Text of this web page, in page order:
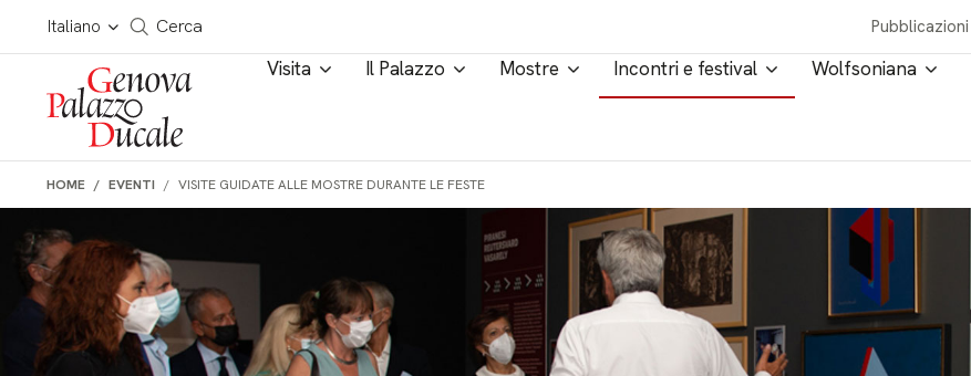
Salta al contenuto
Italiano
Cerca in tutto il sito
Cerca Pubblicazioni
Visita Il Palazzo Mostre Incontri e festival Wolfsoniana
HOME EVENTI VISITE GUIDATE ALLE MOSTRE DURANTE LE FESTE